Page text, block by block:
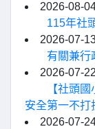
2026-08-
115年社
2026-07-
有關兼行
2026-07-22
【社頭
安全第一不打
2026-07-